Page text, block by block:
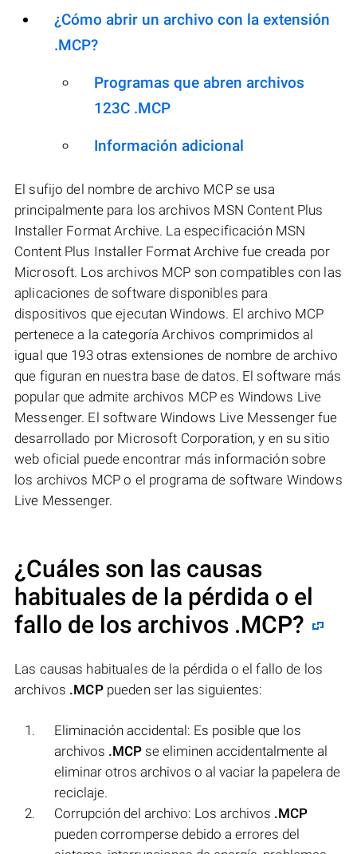
¿Cómo abrir un archivo con la extensión
.MCP?
Programas que abren archivos
123C .MCP
Información adicional
El sufijo del nombre de archivo MCP se usa
principalmente para los archivos MSN Content Plus
Installer Format Archive. La especificación MSN
Content Plus Installer Format Archive fue creada por
Microsoft. Los archivos MCP son compatibles con las
aplicaciones de software disponibles para
dispositivos que ejecutan Windows. El archivo MCP
pertenece a la categoría Archivos comprimidos al
igual que 193 otras extensiones de nombre de archivo
que figuran en nuestra base de datos. El software más
popular que admite archivos MCP es Windows Live
Messenger. El software Windows Live Messenger fue
desarrollado por Microsoft Corporation, y en su sitio
web oficial puede encontrar más información sobre
los archivos MCP o el programa de software Windows
Live Messenger.
¿Cuáles son las causas
habituales de la pérdida o el
fallo de los archivos .MCP?
Las causas habituales de la pérdida o el fallo de los
archivos .MCPpueden ser las siguientes:
Eliminación accidental: Es posible que los
archivos .MCP se eliminen accidentalmente al
eliminar otros archivos o al vaciar la papelera de
reciclaje.
Corrupción del archivo: Los archivos .MCP
pueden corromperse debido a errores del